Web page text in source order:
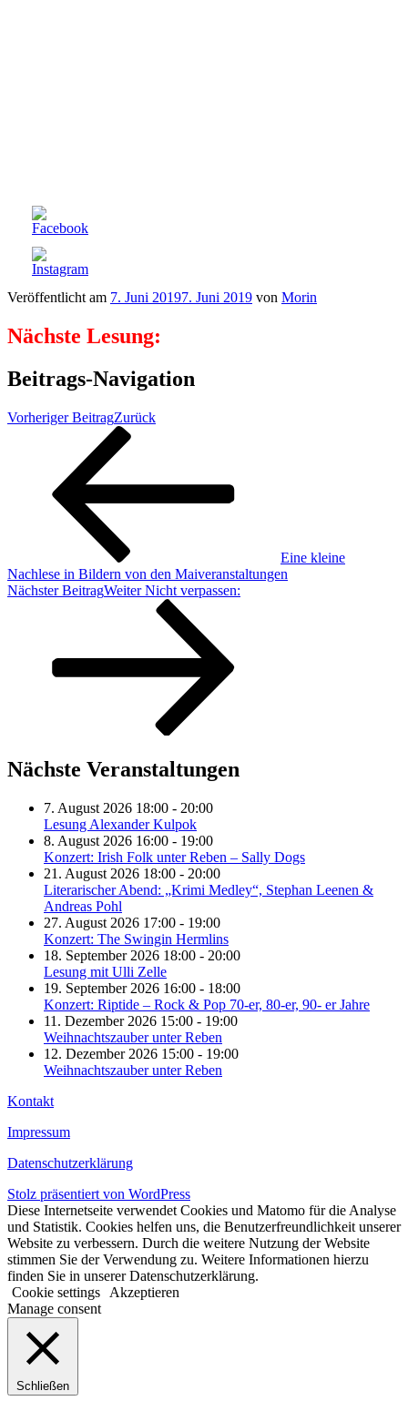
Veröffentlicht am 7. Juni 20197. Juni 2019 von Morin
Nächste Lesung:
Beitrags-Navigation
Vorheriger BeitragZurück
Eine kleine
Nachlese in Bildern von den Maiveranstaltungen
Nächster BeitragWeiter Nicht verpassen:
Nächste Veranstaltungen
7. August 2026 18:00 - 20:00
Lesung Alexander Kulpok
8. August 2026 16:00 - 19:00
Konzert: Irish Folk unter Reben – Sally Dogs
21. August 2026 18:00 - 20:00
Literarischer Abend: „Krimi Medley“, Stephan Leenen &
Andreas Pohl
27. August 2026 17:00 - 19:00
Konzert: The Swingin Hermlins
18. September 2026 18:00 - 20:00
Lesung mit Ulli Zelle
19. September 2026 16:00 - 18:00
Konzert: Riptide – Rock & Pop 70-er, 80-er, 90- er Jahre
11. Dezember 2026 15:00 - 19:00
Weihnachtszauber unter Reben
12. Dezember 2026 15:00 - 19:00
Weihnachtszauber unter Reben
Kontakt
Impressum
Datenschutzerklärung
Stolz präsentiert von WordPress
Diese Internetseite verwendet Cookies und Matomo für die Analyse
und Statistik. Cookies helfen uns, die Benutzerfreundlichkeit unserer
Website zu verbessern. Durch die weitere Nutzung der Website
stimmen Sie der Verwendung zu. Weitere Informationen hierzu
finden Sie in unserer Datenschutzerklärung.
Cookie settings
Akzeptieren
Manage consent
Schließen